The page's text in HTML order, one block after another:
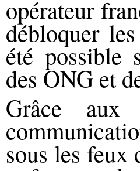
opérateur
débloquer
été possible
des ONG et
Grâce aux
sous les feux